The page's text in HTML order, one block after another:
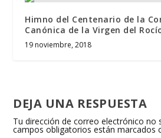
Himno del Centenario de la
Canónica de la Virgen del
19 noviembre, 2018
DEJA UNA RESPUESTA
Tu dirección de correo electrónico no
campos obligatorios están marcados